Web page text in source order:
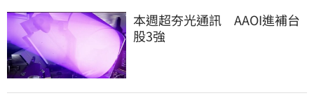
本週超夯光通訊 AAOI進補台
股3強